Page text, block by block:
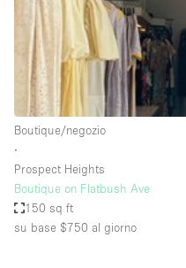
Cucina
Elettricità
Esposizione di Automobili
Giardino
Illuminazione
Impianto audiovisivo
Industriale
Internet
Boutique/negozio
∙
Prospect Heights
Boutique on Flatbush Ave
150 sq ft
su base $750 al giorno